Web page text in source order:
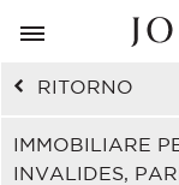
RITORNO
IMMOBILIARE
INVALIDES,